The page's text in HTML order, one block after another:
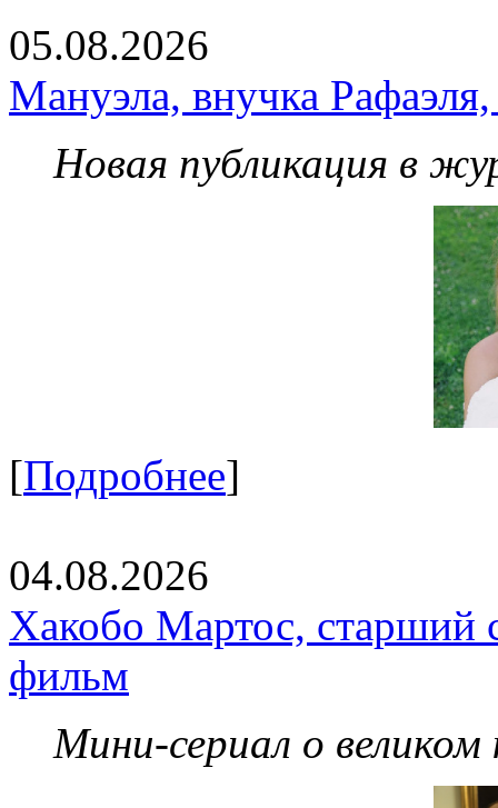
05.08.2026
Мануэла, внучка
Новая публикация в
[Подробнее]
04.08.2026
Хакобо Мартос, старший
фильм
Мини-сериал о великом